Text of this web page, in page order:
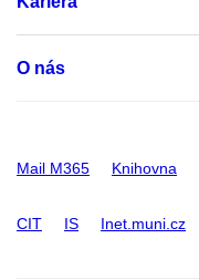
O nás
Mail M365 Knihovna
CIT IS Inet.muni.cz